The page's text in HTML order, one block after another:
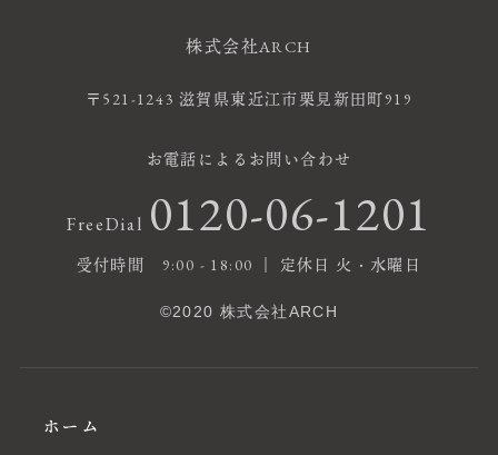
株式会社ARCH
〒521-1243 滋賀県東近江市栗見新田町919
お電話によるお問い合わせ
FreeDial 0120-06-1201
受付時間 9:00 - 18:00 ｜ 定休日 火・水曜日
©2020 株式会社ARCH
ホーム